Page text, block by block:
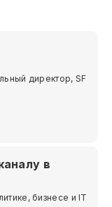
директор, SF
в
бизнесе и IT